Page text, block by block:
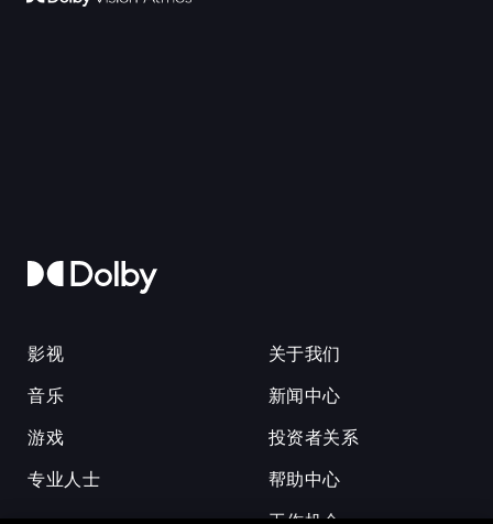
影视
音乐
游戏
专业人士
关于我们
新闻中心
投资者关系
帮助中心